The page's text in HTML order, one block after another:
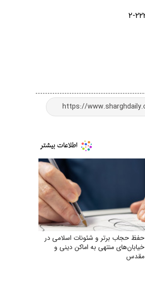
حفظ حجاب برتر و شئونات اسلامی در
خیابان‌های منتهی به اماکن دینی و
مقدس